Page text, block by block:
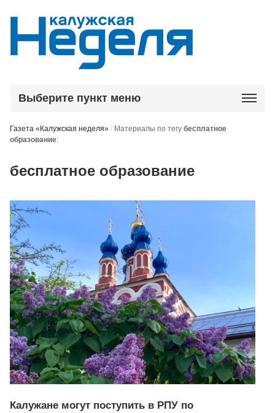
Выберите пункт меню
Газета «Калужская неделя» / Материалы по тегубесплатное
образование:
бесплатное образование
Калужане могут поступить в РПУ по